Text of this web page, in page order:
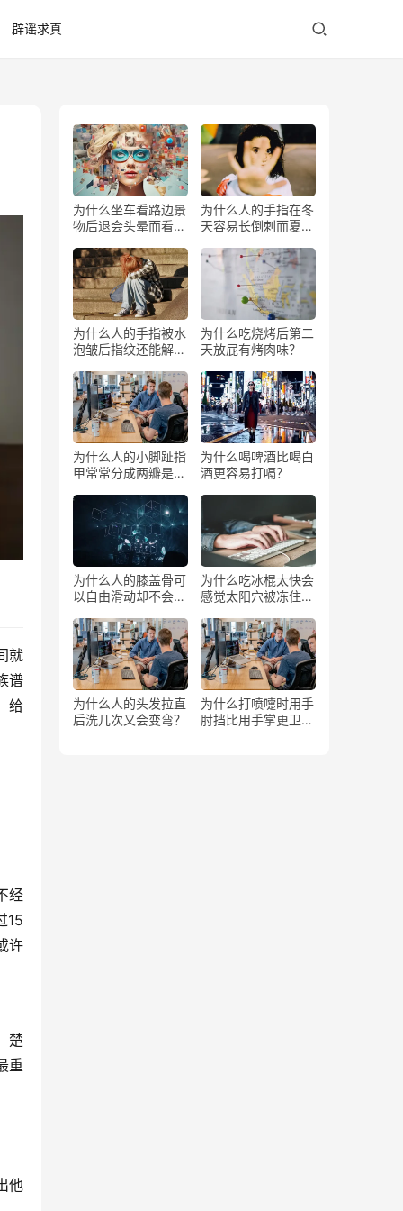
辟谣求真
就
谱
给
经
15
许
楚
重
他
为什么坐车看路边景
物后退会头晕而看前
为什么人的手指在冬
天容易长倒刺而夏天
为什么人的手指被水
泡皱后指纹还能解锁
为什么吃烧烤后第二
天放屁有烤肉味？
为什么人的小脚趾指
甲常常分成两瓣是返
为什么喝啤酒比喝白
酒更容易打嗝？
为什么人的膝盖骨可
以自由滑动却不会掉
为什么吃冰棍太快会
感觉太阳穴被冻住了
为什么人的头发拉直
后洗几次又会变弯？
为什么打喷嚏时用手
肘挡比用手掌更卫